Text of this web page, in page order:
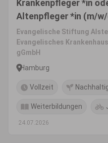
Krankenpfleger *in
Altenpfleger *in (m/
Gerontopsychiatrie
Evangelische Stiftung
Evangelisches
gGmbH
Hamburg
Vollzeit
Weiterbildungen
24.07.2026